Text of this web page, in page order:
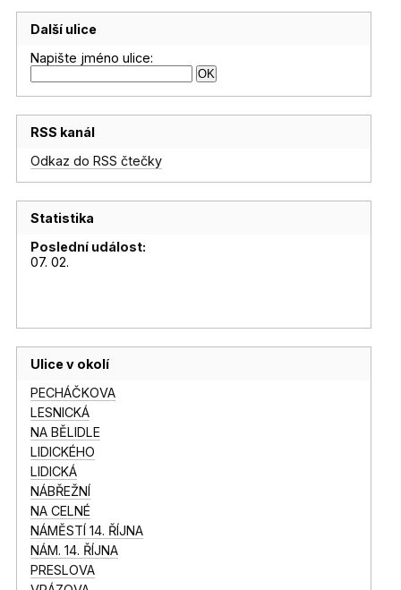
Další ulice
Napište jméno ulice:
RSS kanál
Odkaz do RSS čtečky
Statistika
Poslední událost:
07. 02.
Ulice v okolí
PECHÁČKOVA
LESNICKÁ
NA BĚLIDLE
LIDICKÉHO
LIDICKÁ
NÁBŘEŽNÍ
NA CELNÉ
NÁMĚSTÍ 14. ŘÍJNA
NÁM. 14. ŘÍJNA
PRESLOVA